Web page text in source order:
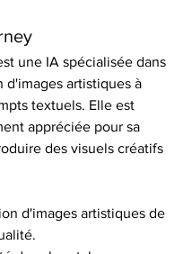
une IA spécialisée dans
d'images artistiques à
textuels. Elle est
appréciée pour sa
des visuels créatifs
d'images artistiques de